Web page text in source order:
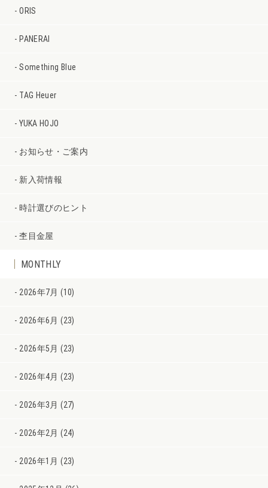
ORIS
PANERAI
Something Blue
TAG Heuer
YUKA HOJO
お知らせ・ご案内
新入荷情報
時計選びのヒント
杢目金屋
MONTHLY
2026年7月 (10)
2026年6月 (23)
2026年5月 (23)
2026年4月 (23)
2026年3月 (27)
2026年2月 (24)
2026年1月 (23)